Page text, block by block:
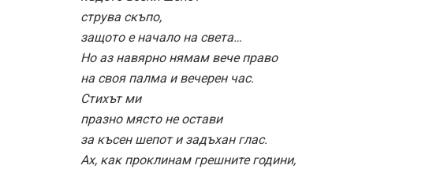
струва скъпо,
защото е начало на света…
Но аз навярно нямам вече право
на своя палма и вечерен час.
Стихът ми
празно място не остави
за късен шепот и задъхан глас.
Ах, как проклинам грешните години,